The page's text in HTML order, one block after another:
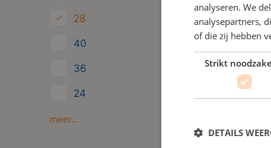
28
40
36
24
Minder dan 24
meer...
analyseren. We
analysepartners,
of die zij hebben
Strikt
DETAILS